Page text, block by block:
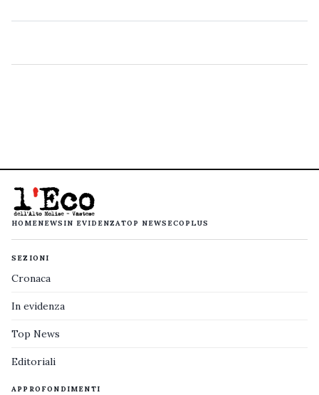
HOMENEWS IN EVIDENZATOP NEWS ECOPLUS
SEZIONI
Cronaca
In evidenza
Top News
Editoriali
APPROFONDIMENTI